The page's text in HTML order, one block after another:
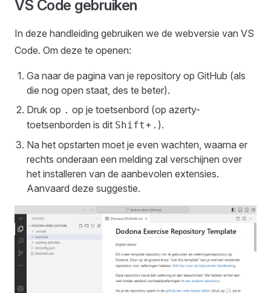
VS Code gebruiken
In deze handleiding gebruiken we de webversie van VS
Code. Om deze te openen:
Ga naar de pagina van je repository op GitHub (als
die nog open staat, des te beter).
Druk op . op je toetsenbord (op azerty-
toetsenborden is dit Shift+ . ).
Na het opstarten moet je even wachten, waarna er
rechts onderaan een melding zal verschijnen over
het installeren van de aanbevolen extensies.
Aanvaard deze suggestie.